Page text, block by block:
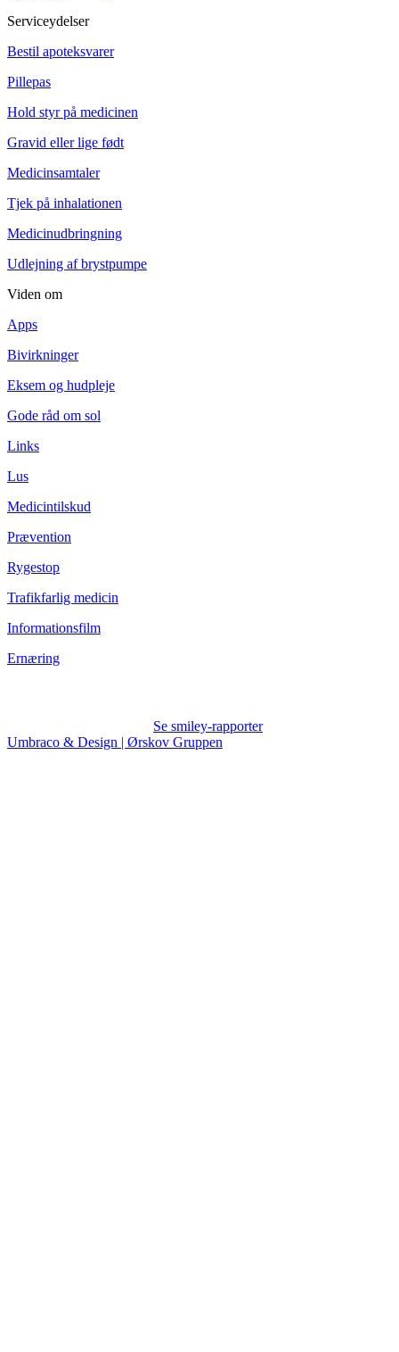
Serviceydelser
Bestil apoteksvarer
Pillepas
Hold styr på medicinen
Gravid eller lige født
Medicinsamtaler
Tjek på inhalationen
Medicinudbringning
Udlejning af brystpumpe
Viden om
Apps
Bivirkninger
Eksem og hudpleje
Gode råd om sol
Links
Lus
Medicintilskud
Prævention
Rygestop
Trafikfarlig medicin
Informationsfilm
Ernæring
Se smiley-rapporter
Umbraco & Design | Ørskov Gruppen